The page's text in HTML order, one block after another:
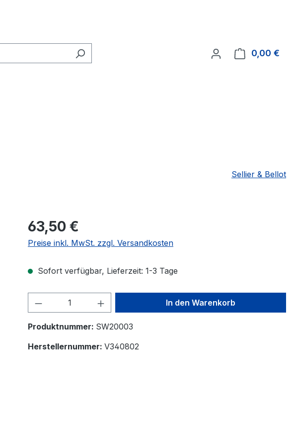
0,00 €
Sellier & Bellot
63,50 €
Preise inkl. MwSt. zzgl. Versandkosten
Sofort verfügbar, Lieferzeit: 1-3 Tage
Produkt Anzahl: Gib den gewünschten Wert
In den Warenkorb
Produktnummer: SW20003
Herstellernummer: V340802